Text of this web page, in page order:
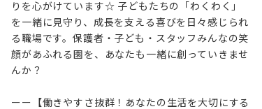
りを心がけています☆ 子どもたちの「わくわく」
を一緒に見守り、成長を支える喜びを日々感じられ
る職場です。保護者・子ども・スタッフみんなの笑
顔があふれる園を、あなたも一緒に創っていきませ
んか？
ーー【働きやすさ抜群！あなたの生活を大切にする